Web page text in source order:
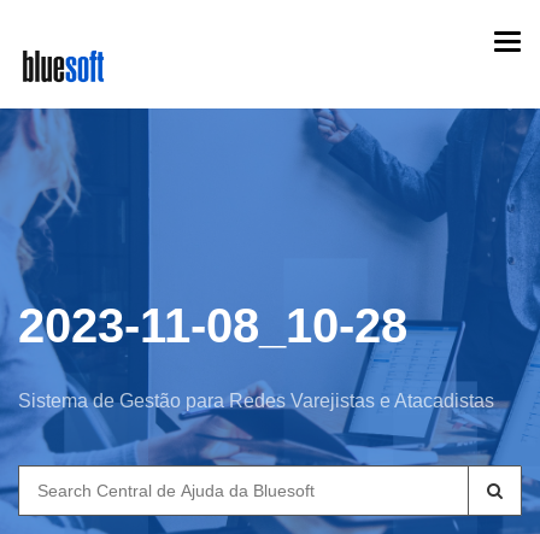
main
content
2023-11-08_10-28
Sistema de Gestão para Redes Varejistas e Atacadistas
Search
for: